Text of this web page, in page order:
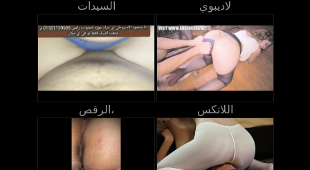
السيدات لاديبوي
الرقص، اللاتكس